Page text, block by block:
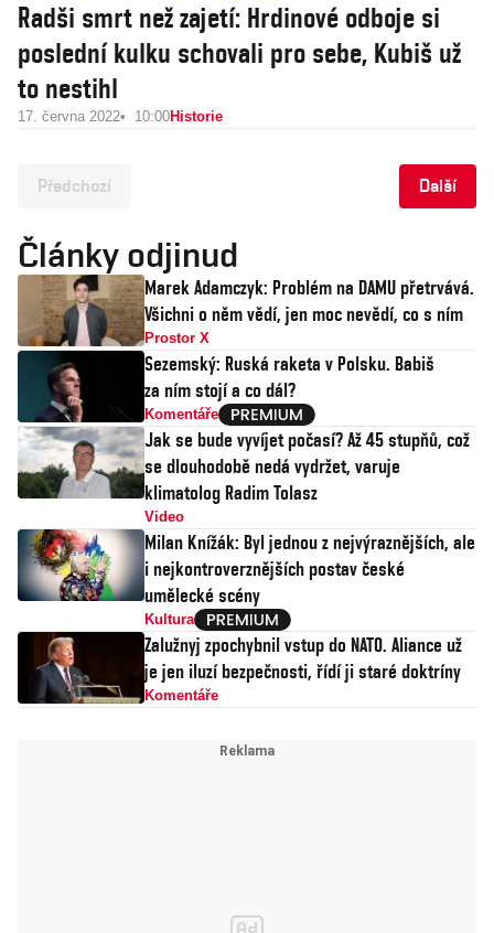
Radši smrt než zajetí: Hrdinové odboje si
poslední kulku schovali pro sebe, Kubiš už
to nestihl
17. června 2022 10:00Historie
Předchozí Další
Články odjinud
Marek Adamczyk: Problém na DAMU přetrvává.
Všichni o něm vědí, jen moc nevědí, co s ním
Prostor X
Sezemský: Ruská raketa v Polsku. Babiš
za ním stojí a co dál?
Komentáře
Jak se bude vyvíjet počasí? Až 45 stupňů, což
se dlouhodobě nedá vydržet, varuje
klimatolog Radim Tolasz
Video
Milan Knížák: Byl jednou z nejvýraznějších, ale
i nejkontroverznějších postav české
umělecké scény
Kultura
Zalužnyj zpochybnil vstup do NATO. Aliance už
je jen iluzí bezpečnosti, řídí ji staré doktríny
Komentáře